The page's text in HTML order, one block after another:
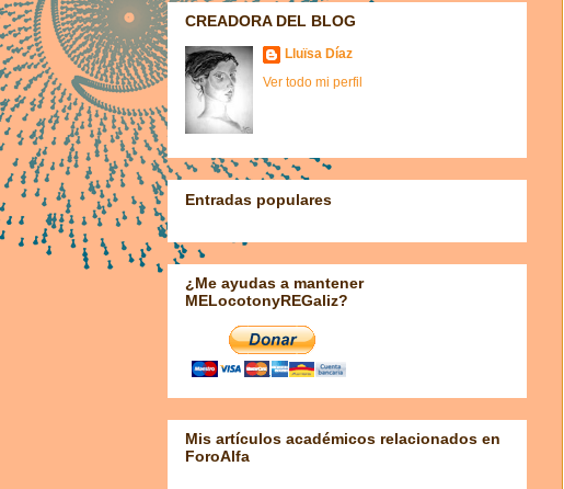
CREADORA DEL BLOG
Lluïsa Díaz
Ver todo mi perfil
Entradas populares
¿Me ayudas a mantener
MELocotonyREGaliz?
Mis artículos académicos relacionados en
ForoAlfa